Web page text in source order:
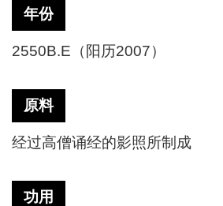
年份
2550B.E（阳历2007）
原料
经过高僧诵经的影照所制成
功用